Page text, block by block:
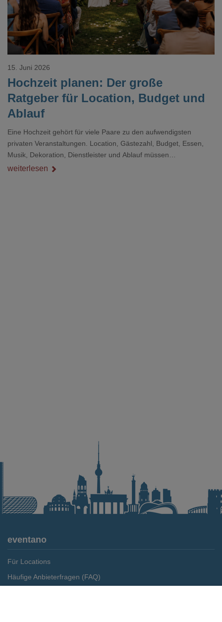
Hochzeit planen: Der große
Ratgeber für Location, Budget und
Ablauf
15. Juni 2026
Eine Hochzeit gehört für viele Paare zu den aufwendigsten
privaten Veranstaltungen. Location, Gästezahl, Budget, Essen,
Musik, Dekoration, Dienstleister und Ablauf müssen
zusammenpassen, damit der Tag gut organisiert ist und trotzdem
weiterlesen
eventano
Für Locations
Häufige Anbieterfragen (FAQ)